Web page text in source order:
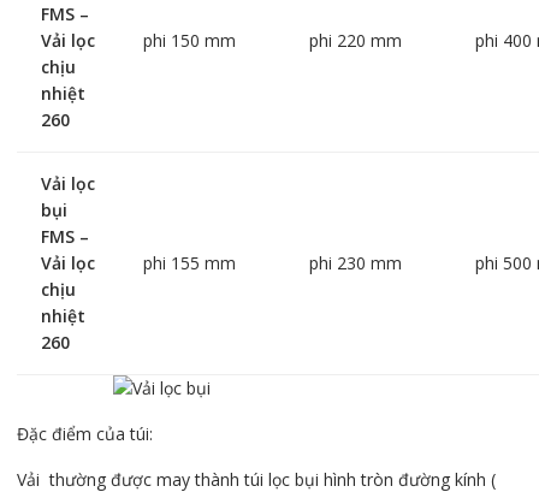
FMS –
Vải lọc
chịu
nhiệt
260
phi 150 mm phi 220 mm phi 400
Vải lọc
bụi
FMS –
Vải lọc
chịu
nhiệt
260
phi 155 mm phi 230 mm phi 500
Đặc điểm của túi:
Vải thường được may thành túi lọc bụi hình tròn đường kính (